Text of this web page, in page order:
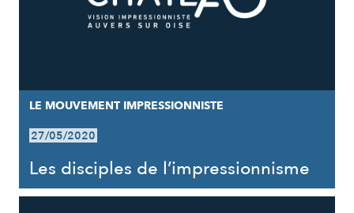
LE MOUVEMENT IMPRESSIONNISTE
27/05/2020
Les disciples de l’impressionnisme